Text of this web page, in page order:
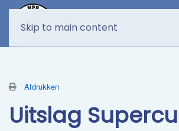
Skip to main content
Afdrukken
Uitslag